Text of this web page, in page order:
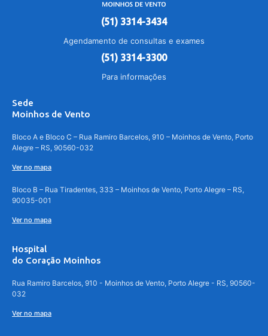
(51) 3314-3434
Agendamento de consultas e exames
(51) 3314-3300
Para informações
Sede
Moinhos de Vento
Bloco A e Bloco C – Rua Ramiro Barcelos, 910 – Moinhos de Vento, Porto
Alegre – RS, 90560-032
Ver no mapa
Bloco B – Rua Tiradentes, 333 – Moinhos de Vento, Porto Alegre – RS,
90035-001
Ver no mapa
Hospital
do Coração Moinhos
Rua Ramiro Barcelos, 910 - Moinhos de Vento, Porto Alegre - RS, 90560-
032
Ver no mapa